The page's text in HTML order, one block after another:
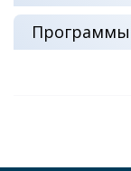
Программы